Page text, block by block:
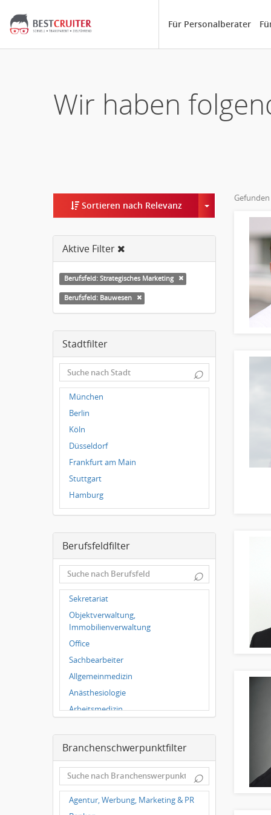
Für Personalberater
Wir haben
Sortieren nach Relevanz Toggle
Aktive Filter
Berufsfeld: Strategisches Marketing
Berufsfeld: Bauwesen
Stadtfilter
⌕
München
Berlin
Köln
Düsseldorf
Frankfurt am Main
Stuttgart
Hamburg
Frankfurt
Magdeburg
Leipzig
Dortmund
Wuppertal
Hallbergmoos
Würzburg
Grünwald
Ulm
Bielefeld
Hannover
Duisburg
Berufsfeldfilter
⌕
Sekretariat
Objektverwaltung,
Immobilienverwaltung
Office
Sachbearbeiter
Allgemeinmedizin
Anästhesiologie
Arbeitsmedizin
Chirurgie
Frauenheilkunde, Geburtshilfe
Hals-Nasen-Ohrenheilkunde
Hautkrankheiten,
Geschlechtskrankheiten
Branchenschwerpunktfilter
⌕
Agentur, Werbung, Marketing & PR